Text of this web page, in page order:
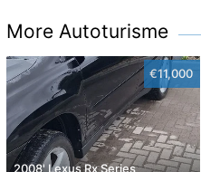
More Autoturisme
€11,000
2008' Lexus Rx Series